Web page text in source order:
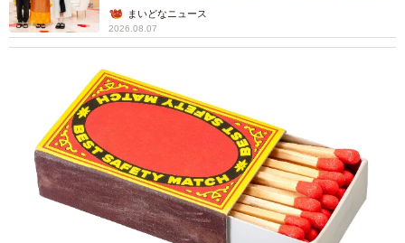
ん】まいどなニュース
2026.08.07